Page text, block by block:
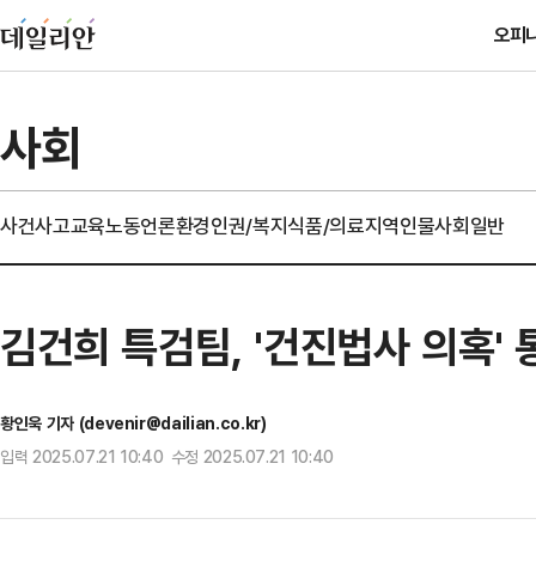
오피
사회
사건사고교육노동언론환경인권/복지식품/의료지역인물사회일반
김건희 특검팀, '건진법사 의혹'
황인욱 기자 (devenir@dailian.co.kr)
입력 2025.07.21 10:40 수정 2025.07.21 10:40